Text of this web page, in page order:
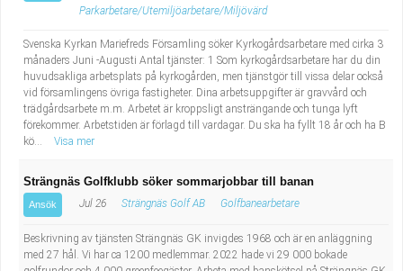
Parkarbetare/Utemiljöarbetare/Miljövärd
Svenska Kyrkan Mariefreds Församling söker Kyrkogårdsarbetare med cirka 3
månaders Juni -Augusti Antal tjänster: 1 Som kyrkogårdsarbetare har du din
huvudsakliga arbetsplats på kyrkogården, men tjänstgör till vissa delar också
vid församlingens övriga fastigheter. Dina arbetsuppgifter är gravvård och
trädgårdsarbete m.m. Arbetet är kroppsligt ansträngande och tunga lyft
förekommer. Arbetstiden är förlagd till vardagar. Du ska ha fyllt 18 år och ha B
kö...
Visa mer
Strängnäs Golfklubb söker sommarjobbar till banan
Ansök Jul 26 Strängnäs Golf AB Golfbanearbetare
Beskrivning av tjänsten Strängnäs GK invigdes 1968 och är en anläggning
med 27 hål. Vi har ca 1200 medlemmar. 2022 hade vi 29 000 bokade